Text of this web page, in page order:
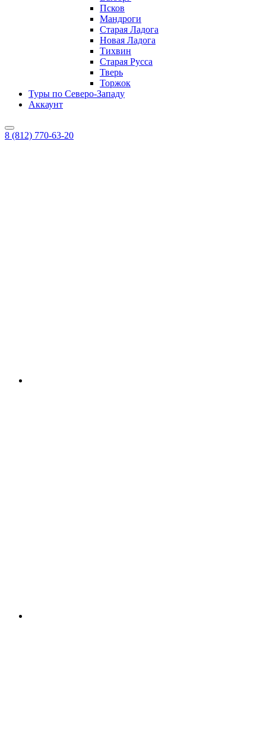
Псков
Мандроги
Старая Ладога
Новая Ладога
Тихвин
Старая Русса
Тверь
Торжок
Туры по Северо-Западу
Аккаунт
8 (812) 770-63-20